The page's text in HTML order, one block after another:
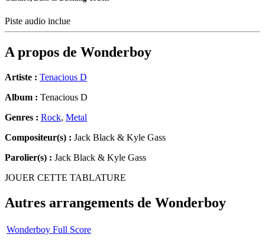
Piste audio inclue
A propos de Wonderboy
Artiste : Tenacious D
Album : Tenacious D
Genres : Rock, Metal
Compositeur(s) : Jack Black & Kyle Gass
Parolier(s) : Jack Black & Kyle Gass
JOUER CETTE TABLATURE
Autres arrangements de Wonderboy
Wonderboy Full Score